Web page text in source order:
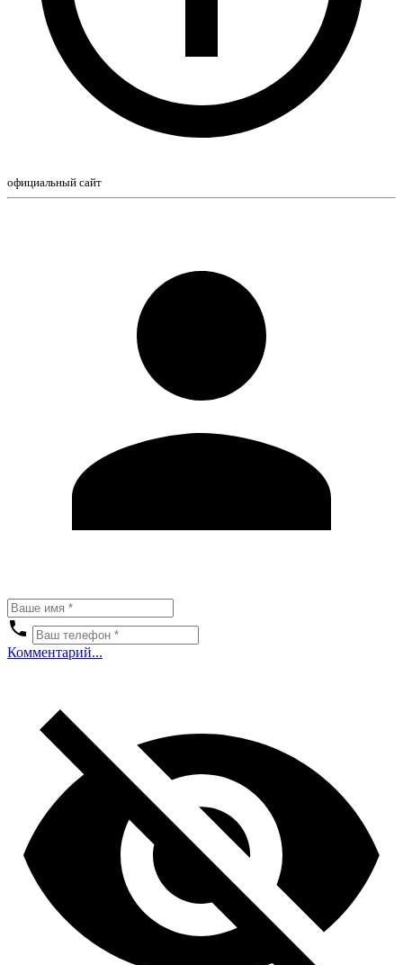
официальный сайт
Комментарий...